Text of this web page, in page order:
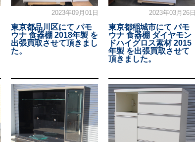
2023年09月01日
東京都品川区にて パモ
ウナ 食器棚 2018年製 を
出張買取させて頂きまし
た。
2023年03月26日
東京都稲城市にて パモ
ウナ 食器棚 ダイヤモン
ドハイグロス素材 2015
年製 を出張買取させて
頂きました。